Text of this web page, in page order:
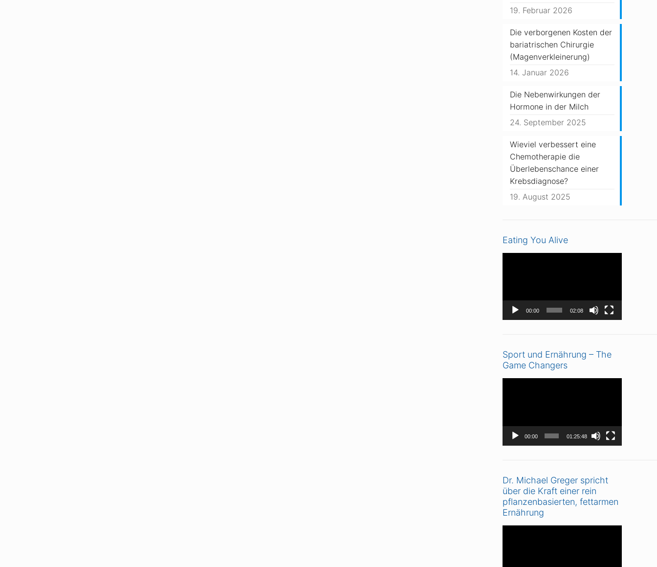
19. Februar 2026
Die verborgenen Kosten der
bariatrischen Chirurgie
(Magenverkleinerung)
14. Januar 2026
Die Nebenwirkungen der
Hormone in der Milch
24. September 2025
Wieviel verbessert eine
Chemotherapie die
Überlebenschance einer
Krebsdiagnose?
19. August 2025
Eating You Alive
00:00 02:08
Sport und Ernährung – The
Game Changers
00:00 01:25:48
Dr. Michael Greger spricht
über die Kraft einer rein
pflanzenbasierten, fettarmen
Ernährung